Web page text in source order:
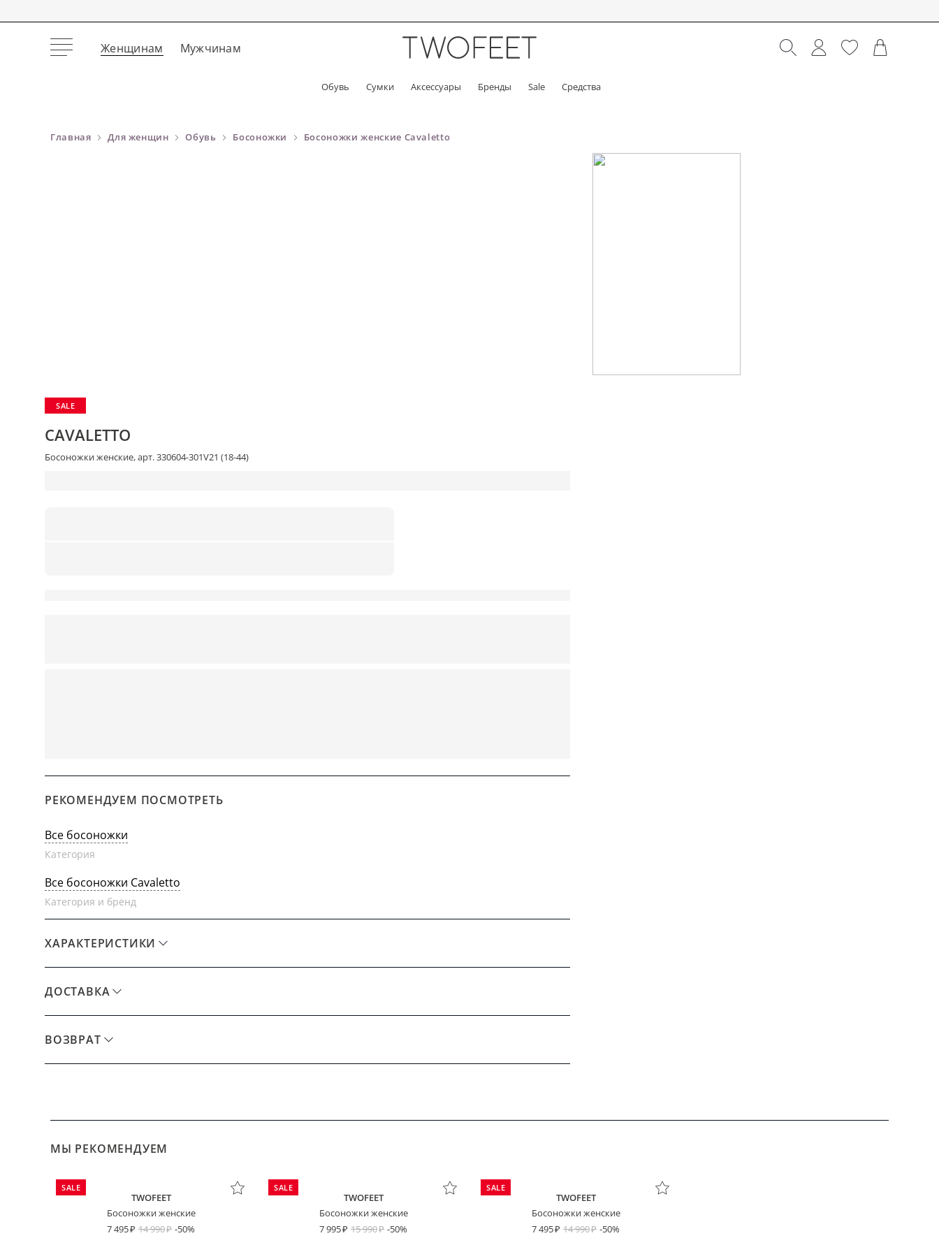
Женщинам Мужчинам
Обувь Сумки Аксессуары Бренды Sale Средства
Главная Для женщин Обувь Босоножки Босоножки женские Cavaletto
SALE
CAVALETTO
Босоножки женские, арт. 330604-301V21 (18-44)
РЕКОМЕНДУЕМ ПОСМОТРЕТЬ
Все босоножки
Категория
Все босоножки Cavaletto
Категория и бренд
ХАРАКТЕРИСТИКИ
ДОСТАВКА
ВОЗВРАТ
МЫ РЕКОМЕНДУЕМ
SALE
TWOFEET
Босоножки женские
7 495
14 990 -50%
SALE
TWOFEET
Босоножки женские
7 995
15 990 -50%
SALE
TWOFEET
Босоножки женские
7 495
14 990 -50%